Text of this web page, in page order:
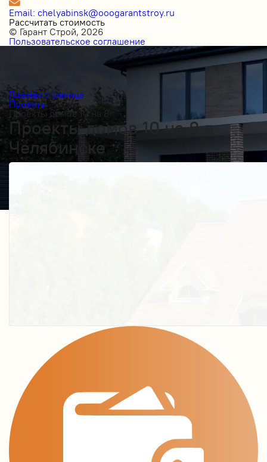
Email: chelyabinsk@ooogarantstroy.ru
Рассчитать стоимость
© Гарант Строй, 2026
Пользовательское соглашение
Главная страница
Проекты
Проекты домов 10 на 8
Проекты домов 10 на 8 в
Челябинске
Получить косультацию